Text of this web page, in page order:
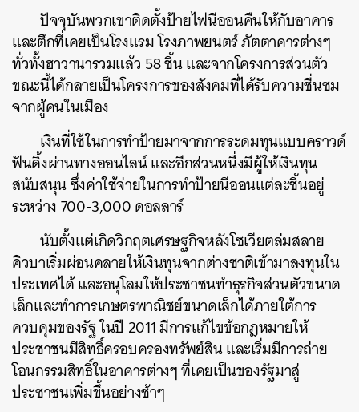
ปัจจุบันพวกเขาติดตั้งป้ายไฟนีออนคืนให้กับอาคาร
และตึกที่เคยเป็นโรงแรม โรงภาพยนตร์ ภัตตาคารต่างๆ
ทั่วทั้งฮาวานารวมแล้ว 58 ชิ้น และจากโครงการส่วนตัว
ขณะนี้ได้กลายเป็นโครงการของสังคมที่ได้รับความชื่นชม
จากผู้คนในเมือง
เงินที่ใช้ในการทำป้ายมาจากการระดมทุนแบบคราวด์
ฟันดิ้งผ่านทางออนไลน์ และอีกส่วนหนึ่งมีผู้ให้เงินทุน
สนับสนุน ซึ่งค่าใช้จ่ายในการทำป้ายนีออนแต่ละชิ้นอยู่
ระหว่าง 700-3,000 ดอลลาร์
นับตั้งแต่เกิดวิกฤตเศรษฐกิจหลังโซเวียตล่มสลาย
คิวบาเริ่มผ่อนคลายให้เงินทุนจากต่างชาติเข้ามาลงทุนใน
ประเทศได้ และอนุโลมให้ประชาชนทำธุรกิจส่วนตัวขนาด
เล็กและทำการเกษตรพาณิชย์ขนาดเล็กได้ภายใต้การ
ควบคุมของรัฐ ในปี 2011 มีการแก้ไขข้อกฎหมายให้
ประชาชนมีสิทธิ์ครอบครองทรัพย์สิน และเริ่มมีการถ่าย
โอนกรรมสิทธิ์ในอาคารต่างๆ ที่เคยเป็นของรัฐมาสู่
ประชาชนเพิ่มขึ้นอย่างช้าๆ